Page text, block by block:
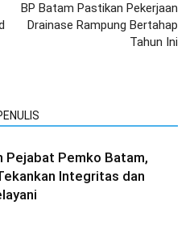
BP Batam Pastikan Pekerjaan
Drainase Rampung Bertahap
Tahun Ini
Pejabat Pemko Batam,
Integritas dan